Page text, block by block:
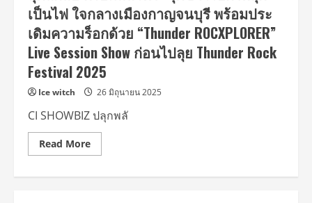
เป็นไฟ ใจกลางเมืองกาญจนบุรี พร้อมประ
เดิมความร็อกด้วย “Thunder ROCXPLORER”
Live Session Show ก่อนไปลุย Thunder Rock
Festival 2025
Ice witch 26 มิถุนายน 2025
CI SHOWBIZ ปลุกพลั
Read MoreRead
more